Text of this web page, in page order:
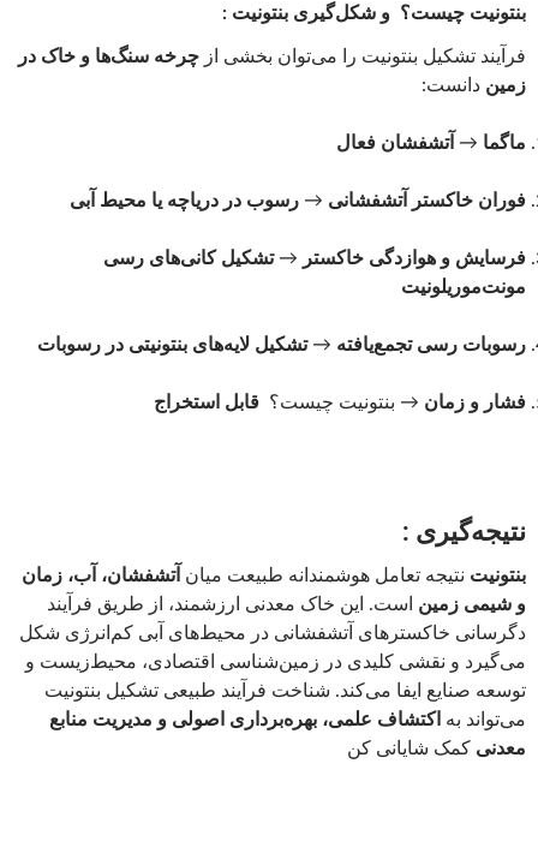
بنتونیت چیست؟ و شکل‌گیری بنتونیت :
فرآیند تشکیل بنتونیت را می‌توان بخشی از چرخه سنگ‌ها و خاک در
زمین دانست:
ماگما → آتشفشان فعال
فوران خاکستر آتشفشانی → رسوب در دریاچه یا محیط آبی
فرسایش و هوازدگی خاکستر →تشکیل کانی‌های رسی
مونت‌موریلونیت
رسوبات رسی تجمع‌یافته →تشکیل لایه‌های بنتونیتی در رسوبات
فشار و زمان → بنتونیت چیست؟ قابل استخراج
نتیجه‌گیری :
بنتونیت نتیجه تعامل هوشمندانه طبیعت میان آتشفشان، آب، زمان
و شیمی زمین است. این خاک معدنی ارزشمند، از طریق فرآیند
دگرسانی خاکسترهای آتشفشانی در محیط‌های آبی کم‌انرژی شکل
می‌گیرد و نقشی کلیدی در زمین‌شناسی اقتصادی، محیط‌زیست و
توسعه صنایع ایفا می‌کند. شناخت فرآیند طبیعی تشکیل بنتونیت
می‌تواند به اکتشاف علمی، بهره‌برداری اصولی و مدیریت منابع
معدنی کمک شایانی کن